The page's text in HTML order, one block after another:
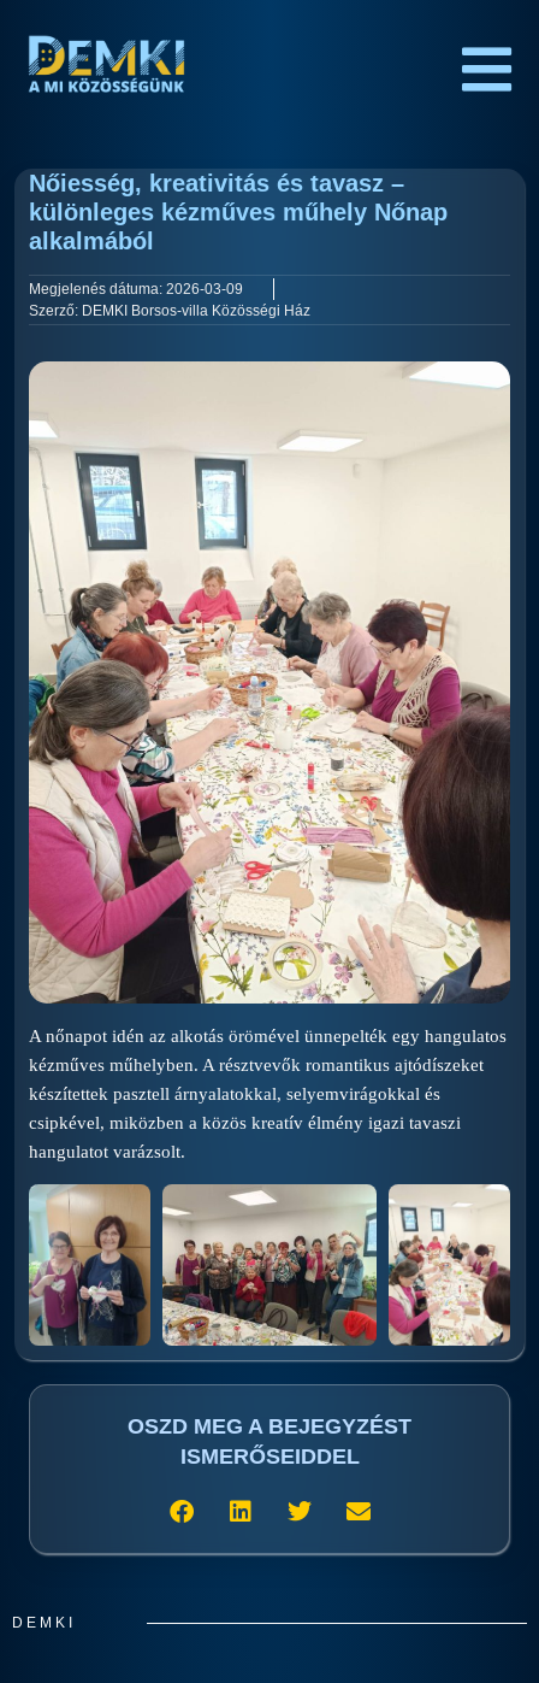
Nőiesség, kreativitás és tavasz –
különleges kézműves műhely Nőnap
alkalmából
Megjelenés dátuma: 2026-03-09
Szerző: DEMKI Borsos-villa Közösségi Ház
A nőnapot idén az alkotás örömével ünnepelték egy hangulatos
kézműves műhelyben. A résztvevők romantikus ajtódíszeket
készítettek pasztell árnyalatokkal, selyemvirágokkal és
csipkével, miközben a közös kreatív élmény igazi tavaszi
hangulatot varázsolt.
OSZD MEG A BEJEGYZÉST
ISMERŐSEIDDEL
DEMKI